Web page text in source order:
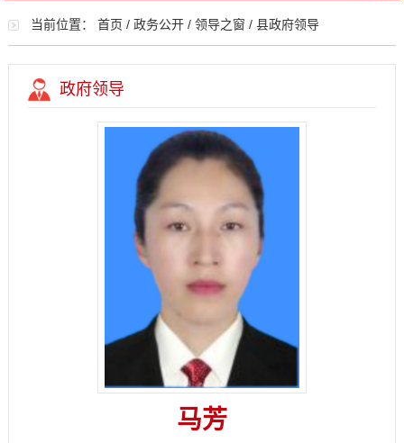
当前位置： 首页 / 政务公开/ 领导之窗 / 县政府领导
政府领导
马芳